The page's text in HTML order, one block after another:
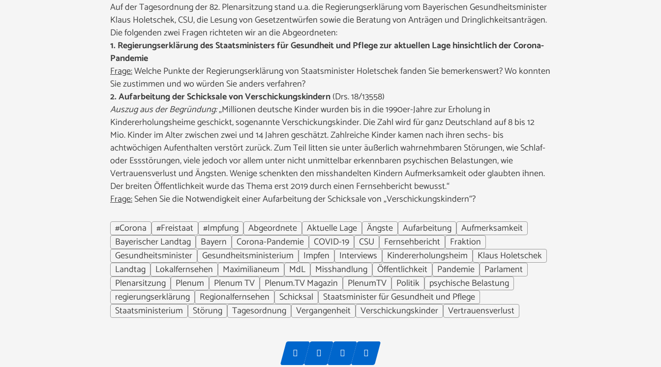
Auf der Tagesordnung der 82. Plenarsitzung stand u.a. die Regierungserklärung vom Bayerischen Gesundheitsminister
Klaus Holetschek, CSU, die Lesung von Gesetzentwürfen sowie die Beratung von Anträgen und Dringlichkeitsanträgen.
Die folgenden zwei Fragen richteten wir an die Abgeordneten:
1. Regierungserklärung des Staatsministers für Gesundheit und Pflege zur aktuellen Lage hinsichtlich der Corona-
Pandemie
Frage:Welche Punkte der Regierungserklärung von Staatsminister Holetschek fanden Sie bemerkenswert? Wo konnten
Sie zustimmen und wo würden Sie anders verfahren?
2. Aufarbeitung der Schicksale von Verschickungskindern(Drs. 18/13558)
Auszug aus der Begründung:„Millionen deutsche Kinder wurden bis in die 1990er-Jahre zur Erholung in
Kindererholungsheime geschickt, sogenannte Verschickungskinder. Die Zahl wird für ganz Deutschland auf 8 bis 12
Mio. Kinder im Alter zwischen zwei und 14 Jahren geschätzt. Zahlreiche Kinder kamen nach ihren sechs- bis
achtwöchigen Aufenthalten verstört zurück. Zum Teil litten sie unter äußerlich wahrnehmbaren Störungen, wie Schlaf-
oder Essstörungen, viele jedoch vor allem unter nicht unmittelbar erkennbaren psychischen Belastungen, wie
Vertrauensverlust und Ängsten. Wenige schenkten den misshandelten Kindern Aufmerksamkeit oder glaubten ihnen.
Der breiten Öffentlichkeit wurde das Thema erst 2019 durch einen Fernsehbericht bewusst.“
Frage:Sehen Sie die Notwendigkeit einer Aufarbeitung der Schicksale von „Verschickungskindern“?
#Corona
#Freistaat #Impfung Abgeordnete Aktuelle Lage Ängste Aufarbeitung
Aufmerksamkeit
Bayerischer Landtag
Bayern Corona-Pandemie COVID-19 CSU Fernsehbericht
Fraktion
Gesundheitsminister
Gesundheitsministerium Impfen Interviews Kindererholungsheim
Klaus Holetschek
Landtag
Lokalfernsehen Maximilianeum MdL Misshandlung Öffentlichkeit Pandemie
Parlament
Plenarsitzung
Plenum Plenum TV Plenum.TV Magazin PlenumTV Politik
psychische Belastung
regierungserklärung
Regionalfernsehen Schicksal
Staatsminister für Gesundheit und Pflege
Staatsministerium
Störung Tagesordnung Vergangenheit Verschickungskinder Vertrauensverlust